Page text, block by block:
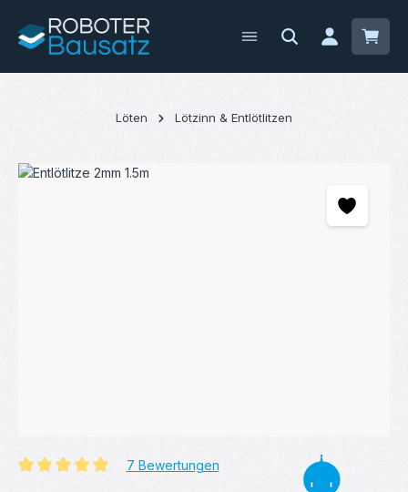
Zum Hauptinhalt springen
Löten Lötzinn & Entlötlitzen
Bildergalerie überspringen
Durchschnittliche Bewertung von 4.93 von 5 Sternen
7 Bewertungen